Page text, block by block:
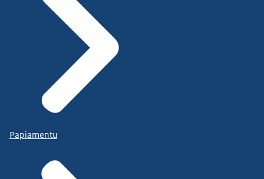
Papiamentu